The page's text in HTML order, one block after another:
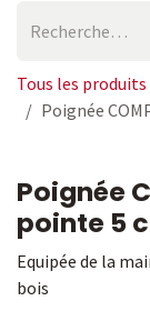
Tous les produits
Poignée
Poignée
pointe 5
Equipée de la
bois